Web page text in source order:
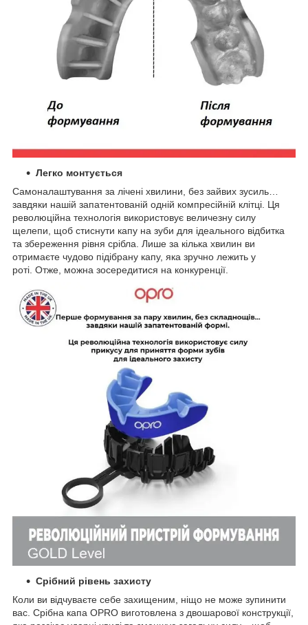
Легко монтується
Самоналаштування за лічені хвилини, без зайвих зусиль…
завдяки нашій запатентованій одній компресійній клітці. Ця
революційна технологія використовує величезну силу
щелепи, щоб стиснути капу на зуби для ідеального відбитка
та збереження рівня срібла. Лише за кілька хвилин ви
отримаєте чудово підібрану капу, яка зручно лежить у
роті. Отже, можна зосередитися на конкуренції.
Срібний рівень захисту
Коли ви відчуваєте себе захищеним, ніщо не може зупинити
вас. Срібна капа OPRO виготовлена з двошарової конструкції,